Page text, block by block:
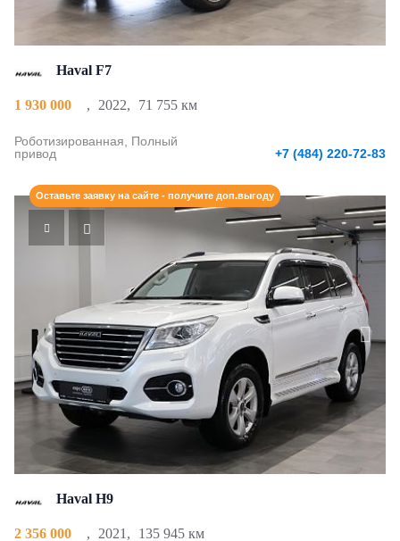
Haval F7
1 930 000 , 2022, 71 755 км
Роботизированная, Полный
привод
+7 (484) 220-72-83
Оставьте заявку на сайте - получите доп.выгоду
Haval H9
2 356 000 , 2021 , 135 945 км